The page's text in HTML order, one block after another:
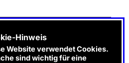
Hinweis
Website verwendet Cookies.
sind wichtig für eine
|e-Rechnung